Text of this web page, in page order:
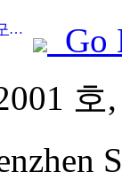
Prev:베이징 하이창 해양공원의 주요 구조물은 연내 상량될 예정이며, 완공 및 개장은 2027년으로 예상됩니다.
Go